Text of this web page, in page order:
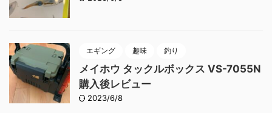
エギング 趣味 釣り
メイホウ タックルボックス VS-7055N
購入後レビュー
2023/6/8